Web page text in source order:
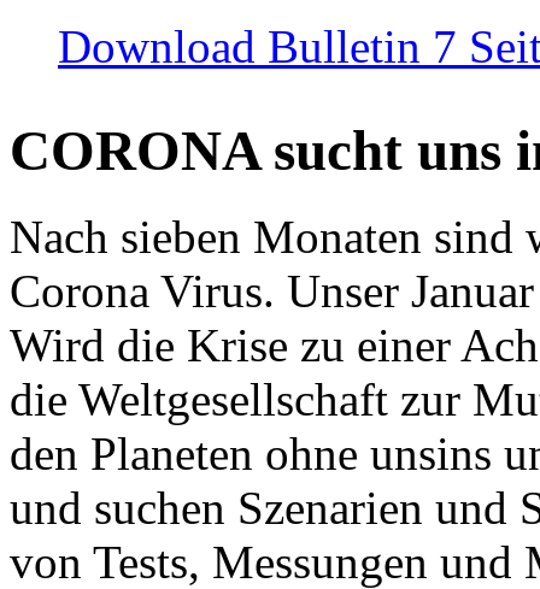
Download Bulletin 7
CORONA sucht uns
Nach sieben Monaten
Corona Virus. Unser
Wird die Krise zu einer
die Weltgesellschaft zur
den Planeten ohne unsins
und suchen Szenarien und
von Tests, Messungen und